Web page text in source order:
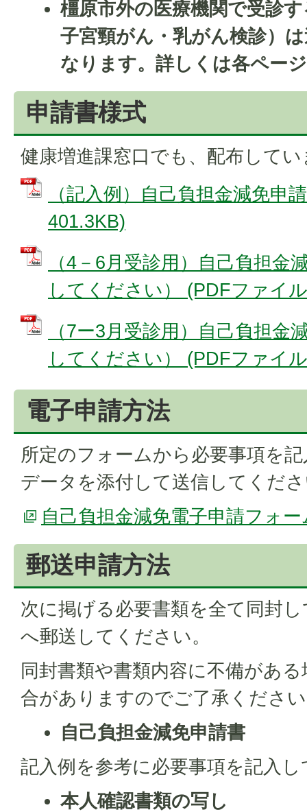
橿原市外の医療機関で受診
子宮頸がん・乳がん検診）
なります。詳しくは各ペー
申請書様式
健康増進課窓口でも、配布して
（記入例）自己負担金減免申
401.3KB)
（4－6月受診用）自己負担金
してください） (PDFファイ
（7ー3月受診用）自己負担金
してください） (PDFファイ
電子申請方法
所定のフォームから必要事項を
データを添付して送信してくだ
自己負担金減免電子申請フォー
郵送申請方法
次に掲げる必要書類を全て同封
へ郵送してください。
同封書類や書類内容に不備があ
合がありますのでご了承くださ
自己負担金減免申請書
記入例を参考に必要事項を記入
本人確認書類の写し